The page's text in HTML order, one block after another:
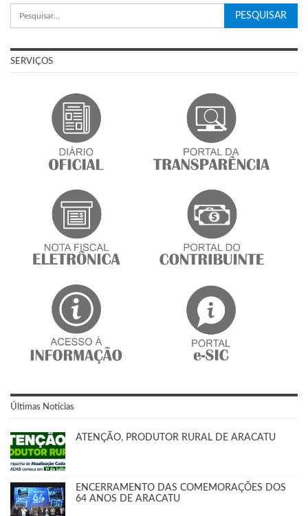
SERVIÇOS
Últimas Notícias
ATENÇÃO, PRODUTOR RURAL DE ARACATU
ENCERRAMENTO DAS COMEMORAÇÕES DOS
64 ANOS DE ARACATU